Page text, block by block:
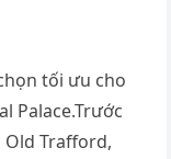
tối ưu cho
Palace.Trước
Old Trafford,